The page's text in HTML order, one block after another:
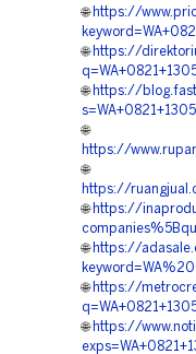
🌐 https://
🌐 https://
🌐 https://
🌐
https://
🌐
https://
🌐 https://
🌐 https://
🌐 https://
🌐 https://